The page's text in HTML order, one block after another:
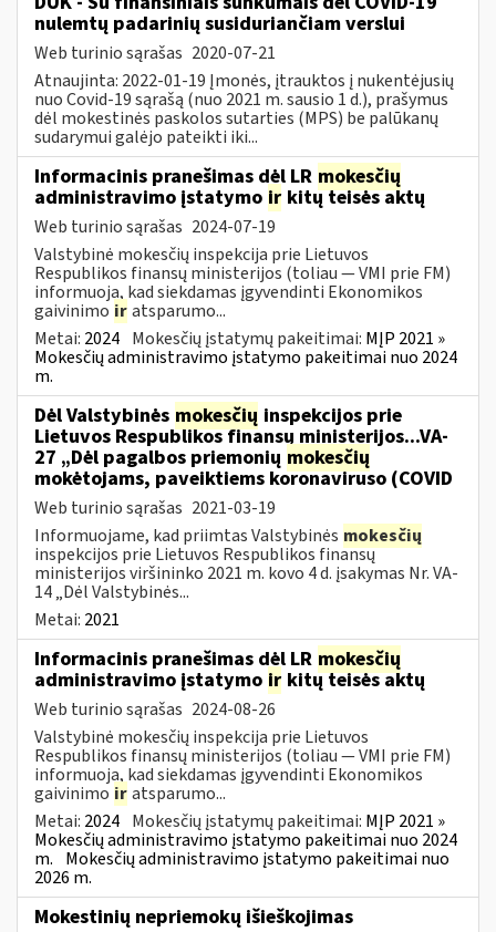
nulemtų padarinių susiduriančiam verslui
Web turinio sąrašas 2020-07-21
Atnaujinta: 2022-01-19 Įmonės, įtrauktos į nukentėjusių
nuo Covid-19 sąrašą (nuo 2021 m. sausio 1 d.), prašymus
dėl mokestinės paskolos sutarties (MPS) be palūkanų
sudarymui galėjo pateikti iki...
Informacinis pranešimas dėl LR mokesčių
administravimo įstatymo ir kitų teisės aktų
Web turinio sąrašas 2024-07-19
Valstybinė mokesčių inspekcija prie Lietuvos
Respublikos finansų ministerijos (toliau — VMI prie FM)
informuoja, kad siekdamas įgyvendinti Ekonomikos
gaivinimo iratsparumo...
Metai: 2024 Mokesčių įstatymų pakeitimai: MĮP 2021 »
Mokesčių administravimo įstatymo pakeitimai nuo 2024
m.
Dėl Valstybinės mokesčių inspekcijos prie
Lietuvos Respublikos finansų ministerijos...VA-
27 „Dėl pagalbos priemonių mokesčių
mokėtojams, paveiktiems koronaviruso (COVID
Web turinio sąrašas 2021-03-19
Informuojame, kad priimtas Valstybinės mokesčių
inspekcijos prie Lietuvos Respublikos finansų
ministerijos viršininko 2021 m. kovo 4 d. įsakymas Nr. VA-
14 „Dėl Valstybinės...
Metai: 2021
Informacinis pranešimas dėl LR mokesčių
administravimo įstatymo ir kitų teisės aktų
Web turinio sąrašas 2024-08-26
Valstybinė mokesčių inspekcija prie Lietuvos
Respublikos finansų ministerijos (toliau — VMI prie FM)
informuoja, kad siekdamas įgyvendinti Ekonomikos
gaivinimo iratsparumo...
Metai: 2024 Mokesčių įstatymų pakeitimai: MĮP 2021 »
Mokesčių administravimo įstatymo pakeitimai nuo 2024
m. Mokesčių administravimo įstatymo pakeitimai nuo
2026 m.
Mokestinių nepriemokų išieškojimas